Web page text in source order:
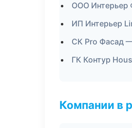
ООО Интерьер
ИП Интерьер
СК Pro Фасад
ГК Контур
Компании в